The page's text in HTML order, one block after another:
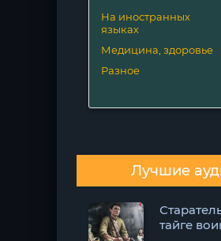
На иностранных
языках
Медицина, здоровье
Разное
Лучшие
тайге